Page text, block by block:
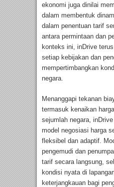
ekonomi juga dinilai
dalam membentuk
dalam penentuan tarif
antara permintaan dan
konteks ini, inDrive
setiap kebijakan dan
mempertimbangkan
negara.
Menanggapi tekanan
termasuk kenaikan
sejumlah negara,
model negosiasi harga
fleksibel dan adaptif.
pengemudi dan
tarif secara langsung,
kondisi nyata di
keterjangkauan bagi